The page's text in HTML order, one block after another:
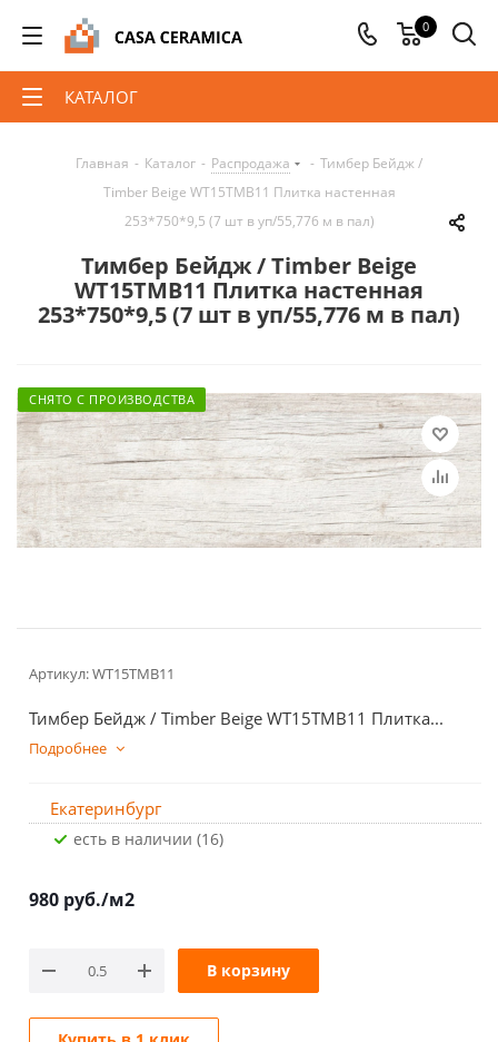
0
КАТАЛОГ
Главная - Каталог - Распродажа - Тимбер Бейдж /
Timber Beige WT15TMB11 Плитка настенная
253*750*9,5 (7 шт в уп/55,776 м в пал)
Тимбер Бейдж / Timber Beige
WT15TMB11 Плитка настенная
253*750*9,5 (7 шт в уп/55,776 м в пал)
СНЯТО С ПРОИЗВОДСТВА
Артикул:WT15TMB11
Тимбер Бейдж / Timber Beige WT15TMB11 Плитка...
Подробнее
Екатеринбург
Есть в наличии (16)
980 руб./м2
В корзину